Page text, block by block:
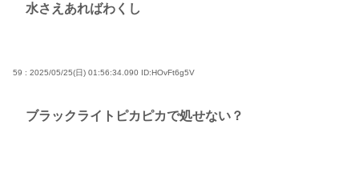
水さえあればわくし
59 : 2025/05/25(日) 01:56:34.090 ID:HOvFt6g5V
ブラックライトピカピカで処せない？